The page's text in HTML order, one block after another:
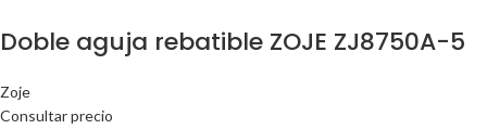
Doble aguja rebatible ZOJE ZJ8750A-5
Zoje
Consultar precio